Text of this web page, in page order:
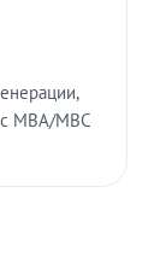
с МВА/МВС